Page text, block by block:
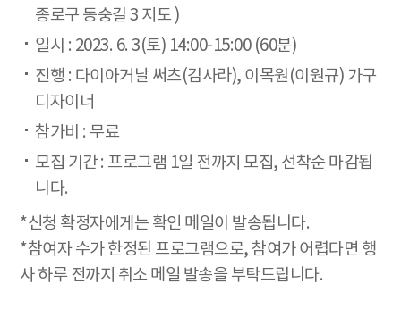
종로구 동숭길 3 지도 )
일시 : 2023. 6. 3(토) 14:00-15:00 (60분)
진행 : 다이아거날 써츠(김사라), 이목원(이원규) 가구
디자이너
참가비 : 무료
모집 기간 : 프로그램 1일 전까지 모집, 선착순 마감됩
니다.
*신청 확정자에게는 확인 메일이 발송됩니다.
*참여자 수가 한정된 프로그램으로, 참여가 어렵다면 행
사 하루 전까지 취소 메일 발송을 부탁드립니다.